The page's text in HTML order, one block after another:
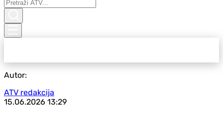
Autor:
ATV redakcija
15.06.2026 13:29